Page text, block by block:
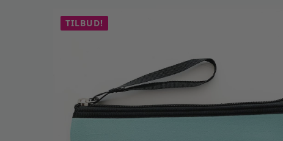
TILBUD!